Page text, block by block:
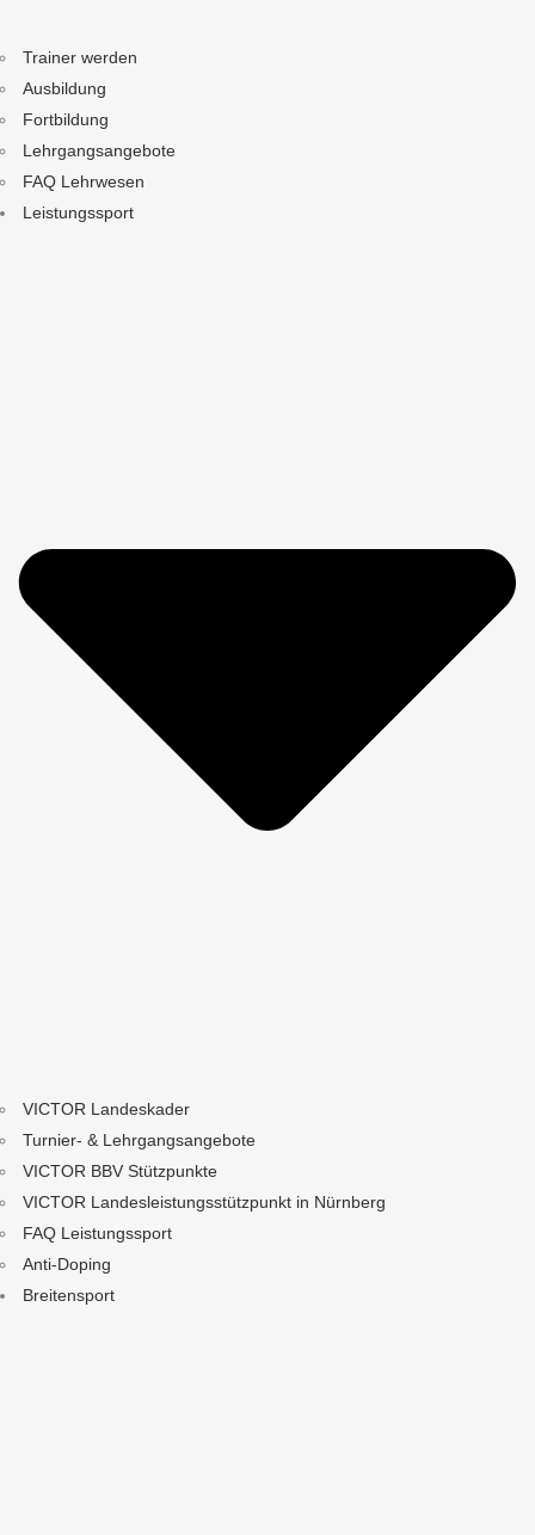
Trainer werden
Ausbildung
Fortbildung
Lehrgangsangebote
FAQ Lehrwesen
Leistungssport
VICTOR Landeskader
Turnier- & Lehrgangsangebote
VICTOR BBV Stützpunkte
VICTOR Landesleistungsstützpunkt in Nürnberg
FAQ Leistungssport
Anti-Doping
Breitensport